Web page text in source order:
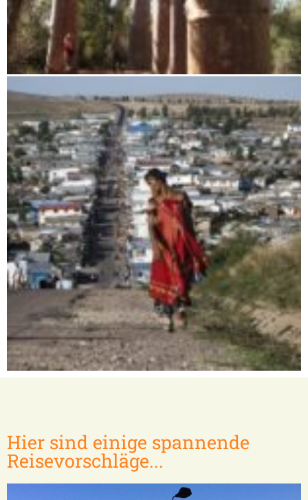
Hier sind einige spannende
Reisevorschläge...